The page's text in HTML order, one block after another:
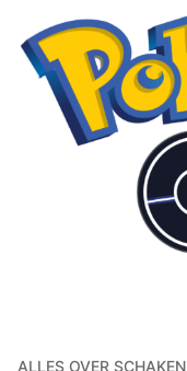
ALLES OVER SCHAKEN